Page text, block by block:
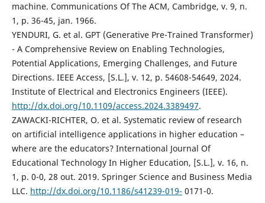
machine. Communications Of The ACM, Cambridge, v. 9, n.
1, p. 36-45, jan. 1966.
YENDURI, G. et al. GPT (Generative Pre-Trained Transformer)
- A Comprehensive Review on Enabling Technologies,
Potential Applications, Emerging Challenges, and Future
Directions. IEEE Access, [S.L.], v. 12, p. 54608-54649, 2024.
Institute of Electrical and Electronics Engineers (IEEE).
http://dx.doi.org/10.1109/access.2024.3389497.
ZAWACKI-RICHTER, O. et al. Systematic review of research
on artificial intelligence applications in higher education –
where are the educators? International Journal Of
Educational Technology In Higher Education, [S.L.], v. 16, n.
1, p. 0-0, 28 out. 2019. Springer Science and Business Media
LLC. http://dx.doi.org/10.1186/s41239-019- 0171-0.